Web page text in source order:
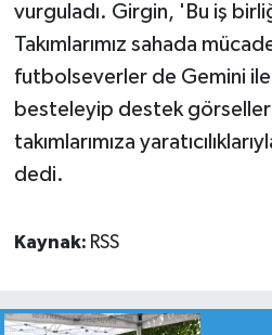
vurguladı. Girgin, 'Bu iş
Takımlarımız sahada
futbolseverler de Gemini ile
besteleyip destek
takımlarımıza
dedi.
Kaynak: RSS